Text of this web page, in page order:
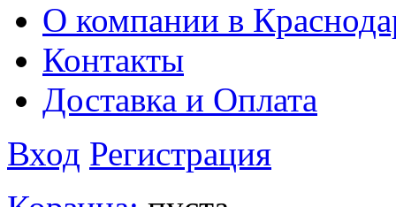
О компании в
Контакты
Доставка и Оплата
Вход Регистрация